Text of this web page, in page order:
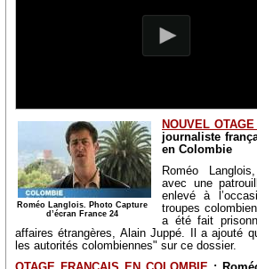
Roméo Langlois. Photo Capture
d’écran France 24
NOUVEL
journaliste
en Colombie
Roméo
avec une
enlevé à
troupes
a été fait
affaires étrangères, Alain Juppé. Il a ajouté
les autorités colombiennes" sur ce dossier.